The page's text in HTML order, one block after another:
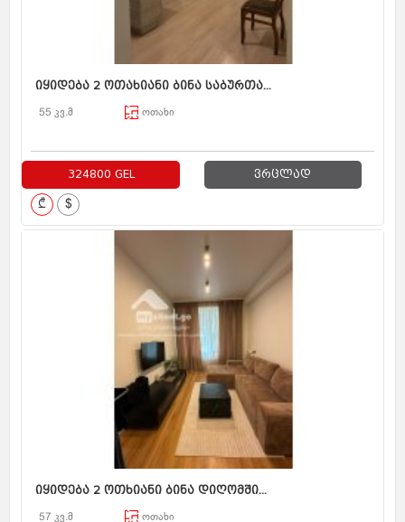
იყიდება 2 ოთახიანი ბინა საბურთა...
55 კვ.მ ოთახი
324800 GEL ვრცლად
₾ $
იყიდება 2 ოთხიანი ბინა დიღომში...
57 კვ.მ ოთახი